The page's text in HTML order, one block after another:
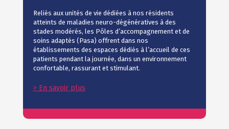
Reliés aux unités de vie dédiées à nos résidents
atteints de maladies neuro-dégénératives à des
stades modérés, les Pôles d’accompagnement et de
soins adaptés (Pasa) offrent dans nos
établissements des espaces dédiés à l’accueil de ces
patients pendant la journée, dans un environnement
confortable, rassurant et stimulant.
> En savoir plus